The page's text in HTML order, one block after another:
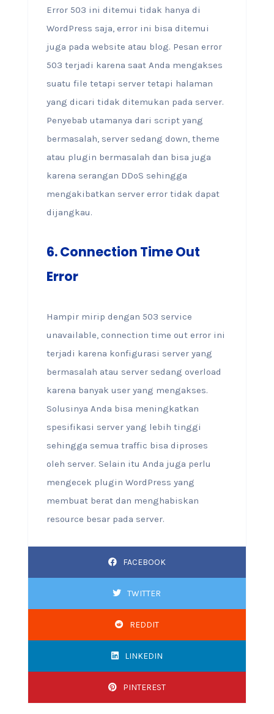
Error 503 ini ditemui tidak hanya di
WordPress saja, error ini bisa ditemui
juga pada website atau blog. Pesan error
503 terjadi karena saat Anda mengakses
suatu file tetapi server tetapi halaman
yang dicari tidak ditemukan pada server.
Penyebab utamanya dari script yang
bermasalah, server sedang down, theme
atau plugin bermasalah dan bisa juga
karena serangan DDoS sehingga
mengakibatkan server error tidak dapat
dijangkau.
6.Connection Time Out
Error
Hampir mirip dengan 503 service
unavailable, connection time out error ini
terjadi karena konfigurasi server yang
bermasalah atau server sedang overload
karena banyak user yang mengakses.
Solusinya Anda bisa meningkatkan
spesifikasi server yang lebih tinggi
sehingga semua traffic bisa diproses
oleh server. Selain itu Anda juga perlu
mengecek plugin WordPress yang
membuat berat dan menghabiskan
resource besar pada server.
FACEBOOK
TWITTER
REDDIT
LINKEDIN
PINTEREST